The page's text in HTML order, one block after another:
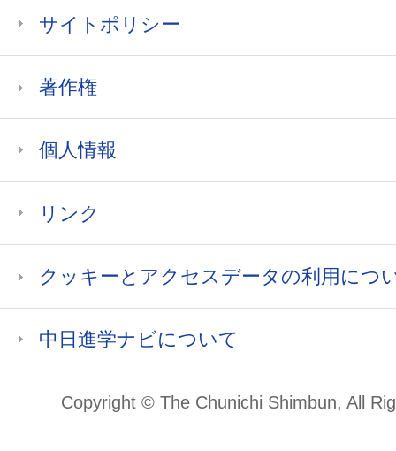
サイトポリシー
著作権
個人情報
リンク
クッキーとアクセスデータの利用につ
中日進学ナビについて
Copyright © The Chunichi Shimbun, All